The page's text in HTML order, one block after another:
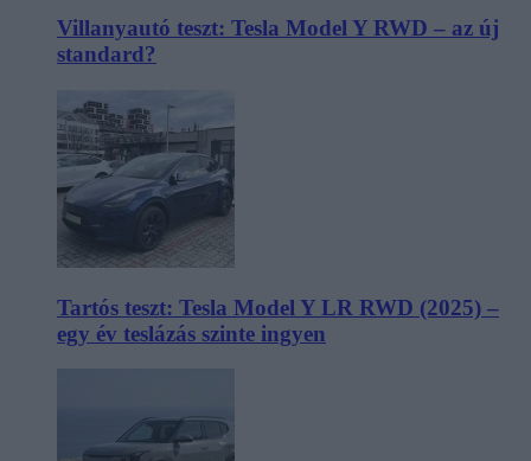
Villanyautó teszt: Tesla Model Y RWD – az új
standard?
Tartós teszt: Tesla Model Y LR RWD (2025) –
egy év teslázás szinte ingyen